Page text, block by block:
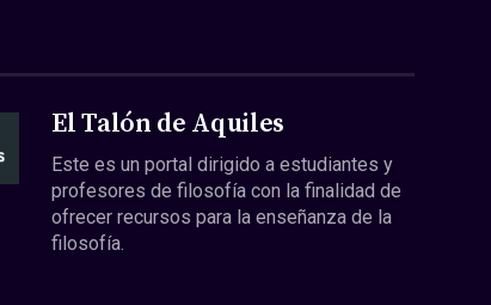
El Talón de Aquiles
Este es un portal dirigido a estudiantes y
profesores de filosofía con la finalidad de
ofrecer recursos para la enseñanza de la
filosofía.